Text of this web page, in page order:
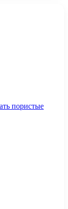
пористые